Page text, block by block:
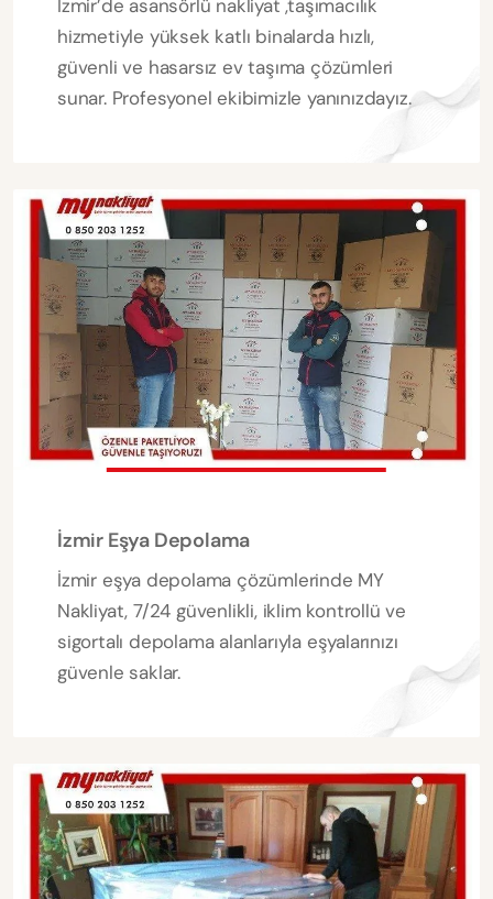
İzmir’de asansörlü nakliyat ,taşımacılık
hizmetiyle yüksek katlı binalarda hızlı,
güvenli ve hasarsız ev taşıma çözümleri
sunar. Profesyonel ekibimizle yanınızdayız.
İzmir Eşya Depolama
İzmir eşya depolama çözümlerinde MY
Nakliyat, 7/24 güvenlikli, iklim kontrollü ve
sigortalı depolama alanlarıyla eşyalarınızı
güvenle saklar.